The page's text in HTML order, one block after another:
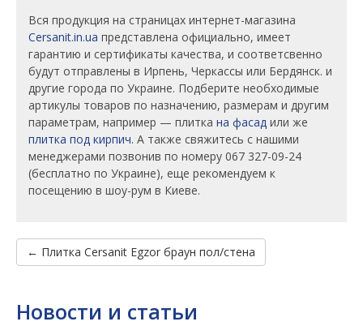
Вся продукция на страницах интернет-магазина
Cersanit.in.ua представлена официально, имеет
гарантию и сертификаты качества, и соответсвенно
будут отправлены в Ирпень, Черкассы или Бердянск. и
другие города по Украине. Подберите необходимые
артикулы товаров по назначению, размерам и другим
параметрам, например — плитка на фасад или же
плитка под кирпич. А также свяжитесь с нашими
менеджерами позвонив по номеру 067 327-09-24
(бесплатно по Украине), еще рекомендуем к
посещению в шоу-рум в Киеве.
← Плитка Cersanit Egzor браун пол/стена
Новости и статьи